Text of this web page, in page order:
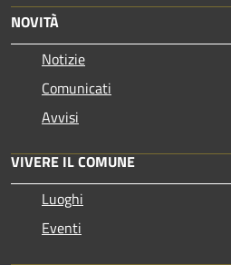
NOVITÀ
Notizie
Comunicati
Avvisi
VIVERE IL COMUNE
Luoghi
Eventi